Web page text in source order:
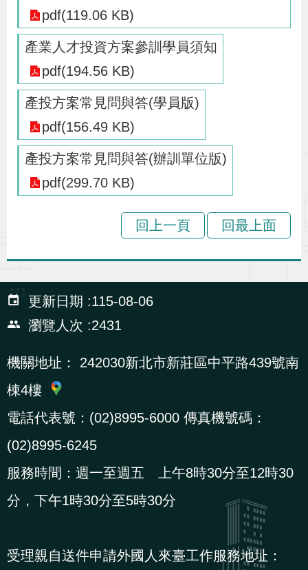
府
網
資
開
放
告
舉
貪
瀆
通
位
圖
pdf(119.06 KB)
產業人才投資方案參訓學員須知
pdf(194.56 KB)
產投方案常見問與答(學員版)
pdf(156.49 KB)
產投方案常見問與答(辦訓單位版)
pdf(299.70 KB)
回上一頁 回最上面
:::
更新日期
115-08-06
瀏覽人次
2431
機關地址：
242030新北市新莊區中平路439號南
棟4樓
電話代表號：(02)8995-6000 傳真機號碼：
(02)8995-6245
服務時間：週一至週五 上午8時30分至12時30
分，下午1時30分至5時30分
受理親自送件申請外國人來臺工作服務地址：